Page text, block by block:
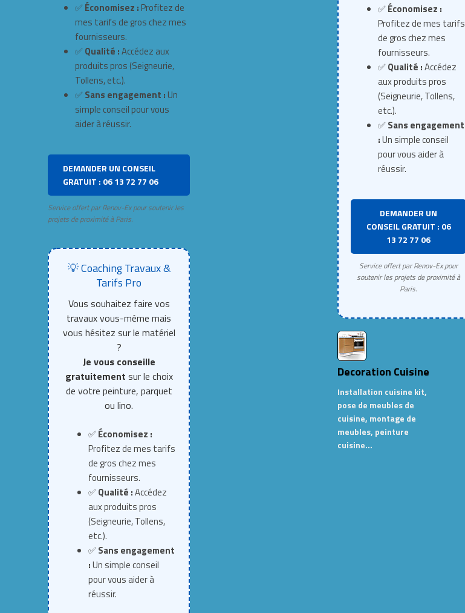
✅ Économisez : Profitez de
mes tarifs de gros chez mes
fournisseurs.
✅ Qualité :Accédez aux
produits pros (Seigneurie,
Tollens, etc.).
✅ Sans engagement : Un
simple conseil pour vous
aider à réussir.
DEMANDER UN CONSEIL
GRATUIT : 06 13 72 77 06
Service offert par Renov-Ex pour soutenir les
projets de proximité à Paris.
💡 Coaching Travaux &
Tarifs Pro
Vous souhaitez faire vos
travaux vous-même mais
vous hésitez sur le matériel
?
Je vous conseille
gratuitement sur le choix
de votre peinture, parquet
ou lino.
✅Économisez :
Profitez de mes tarifs
de gros chez mes
fournisseurs.
✅Qualité :Accédez
aux produits pros
(Seigneurie, Tollens,
etc.).
✅Sans engagement
:Un simple conseil
pour vous aider à
réussir.
✅Économisez :
Profitez de mes tarifs
de gros chez mes
fournisseurs.
✅Qualité :Accédez
aux produits pros
(Seigneurie, Tollens,
etc.).
✅Sans engagement
:Un simple conseil
pour vous aider à
réussir.
DEMANDER UN
CONSEIL GRATUIT : 06
13 72 77 06
Service offert par Renov-Ex pour
soutenir les projets de proximité à
Paris.
Decoration Cuisine
Installation cuisine kit,
pose de meubles de
cuisine, montage de
meubles, peinture
cuisine…